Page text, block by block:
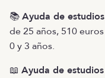
📚Ayuda de
de 25 años, 510
0 y 3 años.
📖 Ayuda de